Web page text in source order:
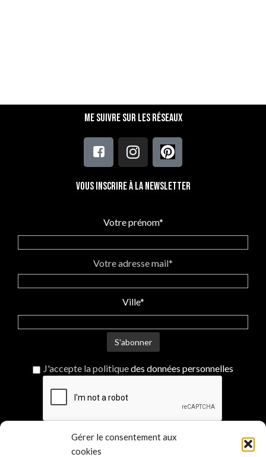
Gérer le consentement aux
cookies
Me suivre sur les réseaux
Vous inscrire à la newsletter
Votre prénom*
Votre adresse mail*
Ville*
J'accepte la politiquedes données personnelles